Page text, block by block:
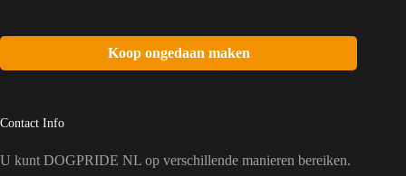
Koop ongedaan maken
Contact Info
U kunt DOGPRIDE NL op verschillende manieren bereiken.